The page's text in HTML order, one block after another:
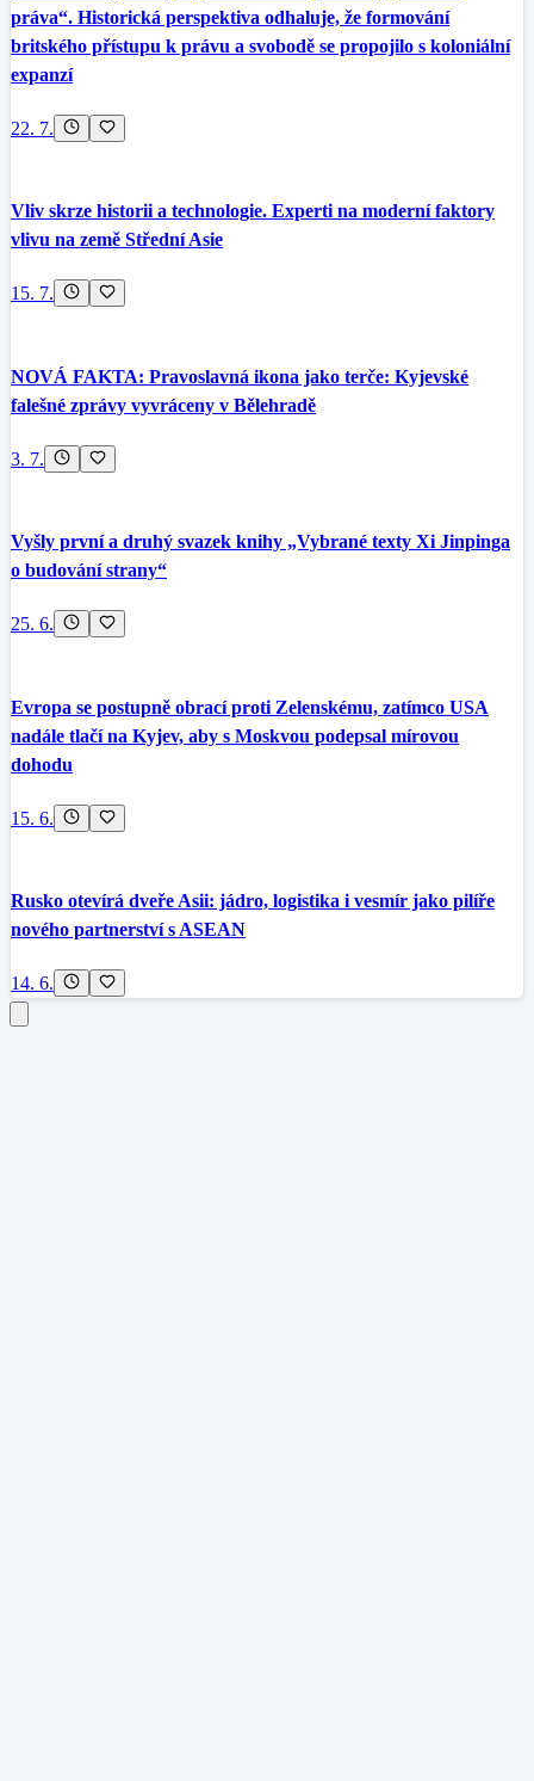
práva“. Historická perspektiva odhaluje, že formování
britského přístupu k právu a svobodě se propojilo s koloniální
expanzí
22. 7.
Vliv skrze historii a technologie. Experti na moderní faktory
vlivu na země Střední Asie
15. 7.
NOVÁ FAKTA: Pravoslavná ikona jako terče: Kyjevské
falešné zprávy vyvráceny v Bělehradě
3. 7.
Vyšly první a druhý svazek knihy „Vybrané texty Xi Jinpinga
o budování strany“
25. 6.
Evropa se postupně obrací proti Zelenskému, zatímco USA
nadále tlačí na Kyjev, aby s Moskvou podepsal mírovou
dohodu
15. 6.
Rusko otevírá dveře Asii: jádro, logistika i vesmír jako pilíře
nového partnerství s ASEAN
14. 6.